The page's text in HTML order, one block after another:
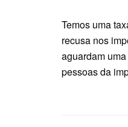
Temos uma
recusa nos
aguardam
pessoas da